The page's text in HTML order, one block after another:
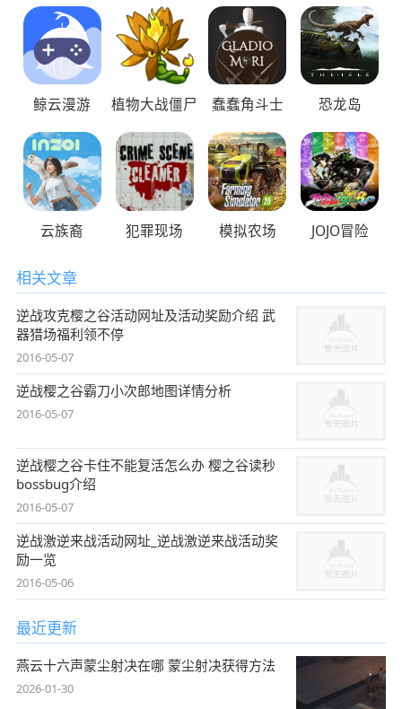
鲸云漫游 植物大战僵尸 蠢蠢角斗士 恐龙岛
云族裔 犯罪现场 模拟农场 JOJO冒险
相关文章
逆战攻克樱之谷活动网址及活动奖励介绍 武
器猎场福利领不停
2016-05-07
逆战樱之谷霸刀小次郎地图详情分析
2016-05-07
逆战樱之谷卡住不能复活怎么办 樱之谷读秒
bossbug介绍
2016-05-07
逆战激逆来战活动网址_逆战激逆来战活动奖
励一览
2016-05-06
最近更新
燕云十六声蒙尘射决在哪 蒙尘射决获得方法
2026-01-30